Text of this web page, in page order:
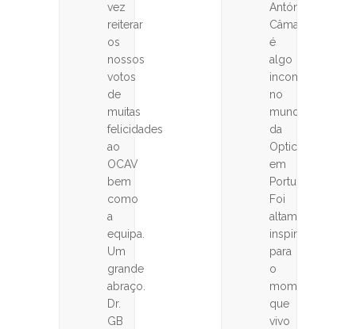
vez
reiterar
os
nossos
votos
de
muitas
felicidades
ao
OCAV
bem
como
a
equipa.
Um
grande
abraço.
Dr.
GB
António
Câmara
é
algo
incomparável
no
mundo
da
Optica
em
Portugal.
Foi
altamente
inspirador
para
o
momento
que
vivo